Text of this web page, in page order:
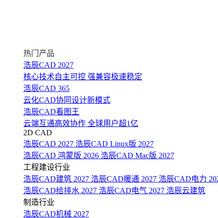
热门产品
浩辰CAD 2027
核心技术自主可控 强兼容极速稳定
浩辰CAD 365
云化CAD协同设计新模式
浩辰CAD看图王
云端互通高效协作 全球用户超1亿
2D CAD
浩辰CAD 2027 浩辰CAD Linux版 2027
浩辰CAD 鸿蒙版 2026 浩辰CAD Mac版 2027
工程建设行业
浩辰CAD建筑 2027 浩辰CAD暖通 2027 浩辰CAD电力
浩辰CAD给排水 2027 浩辰CAD电气 2027 浩辰云建筑
制造行业
浩辰CAD机械 2027